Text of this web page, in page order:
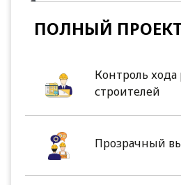
ПОЛНЫЙ
Контроль хода
строителей
Прозрачный